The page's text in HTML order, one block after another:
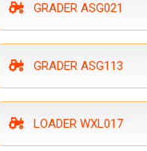
GRADER ASG021
GRADER ASG113
LOADER WXL017